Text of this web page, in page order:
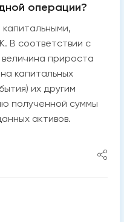
операции?
В соответствии с
величина прироста
капитальных
их другим
полученной суммы
активов.